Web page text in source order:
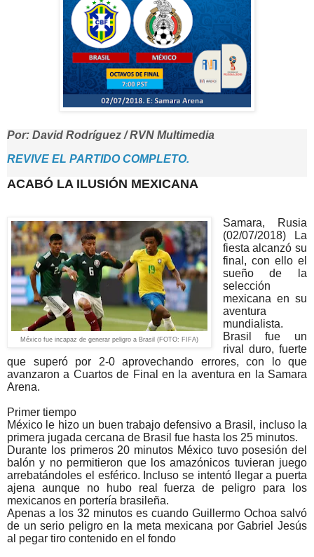
Por: David Rodríguez / RVN Multimedia
REVIVE EL PARTIDO COMPLETO.
ACABÓ LA ILUSIÓN MEXICANA
México fue incapaz de generar peligro a Brasil (FOTO: FIFA)
Samara, Rusia
(02/07/2018) La
fiesta alcanzó su
final, con ello el
sueño de la
selección
mexicana en su
aventura
mundialista.
Brasil fue un
rival duro, fuerte
que superó por 2-0 aprovechando errores, con lo que
avanzaron a Cuartos de Final en la aventura en la Samara
Arena.
Primer tiempo
México le hizo un buen trabajo defensivo a Brasil, incluso la
primera jugada cercana de Brasil fue hasta los 25 minutos.
Durante los primeros 20 minutos México tuvo posesión del
balón y no permitieron que los amazónicos tuvieran juego
arrebatándoles el esférico. Incluso se intentó llegar a puerta
ajena aunque no hubo real fuerza de peligro para los
mexicanos en portería brasileña.
Apenas a los 32 minutos es cuando Guillermo Ochoa salvó
de un serio peligro en la meta mexicana por Gabriel Jesús
al pegar tiro contenido en el fondo